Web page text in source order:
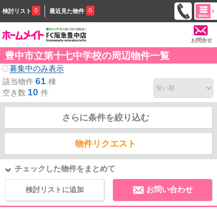
検討リスト 0 最近見た物件 0
お問合せ
豊中市立第十七中学校の周辺物件一覧
募集中のみ表示
該当物件 61 棟
空き数 10 件
さらに条件を絞り込む
物件リクエスト
チェックした物件をまとめて
検討リストに追加 お問い合わせ